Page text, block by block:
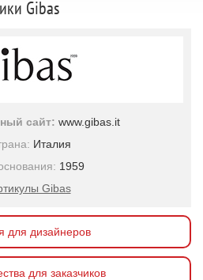
Gibas
сайт: www.gibas.it
Италия
1959
Gibas
для дизайнеров
для заказчиков